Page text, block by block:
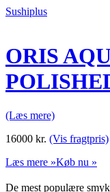
Sushiplus
ORIS
(Læs mere)
16000 kr. (Vis fragtpris)
Læs mere »Køb nu »
De mest populære